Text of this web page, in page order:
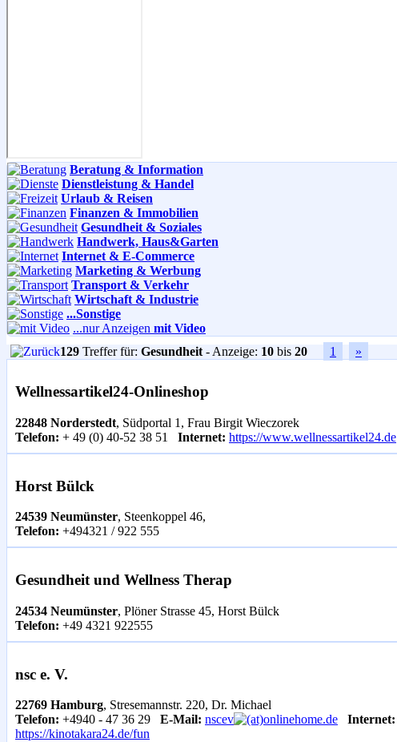
Beratung & Information
Dienstleistung & Handel
Urlaub & Reisen
Finanzen & Immobilien
Gesundheit & Soziales
Handwerk, Haus&Garten
Internet & E-Commerce
Marketing & Werbung
Transport & Verkehr
Wirtschaft & Industrie
...Sonstige
...nur Anzeigen mit Video
129 Treffer für: Gesundheit- Anzeige: 10 bis 20 1
»
Wellnessartikel24-Onlineshop
22848 Norderstedt, Südportal 1, Frau Birgit Wieczorek
Telefon: + 49 (0) 40-52 38 51 Internet: https://www.wellnessartikel24.de
Horst Bülck
24539 Neumünster, Steenkoppel 46,
Telefon: +494321 / 922 555
Gesundheit und Wellness Therap
24534 Neumünster, Plöner Strasse 45, Horst Bülck
Telefon: +49 4321 922555
nsc e. V.
22769 Hamburg, Stresemannstr. 220, Dr. Michael
Telefon: +4940 - 47 36 29 E-Mail: nscev onlinehome.de
Internet:
https://kinotakara24.de/fun